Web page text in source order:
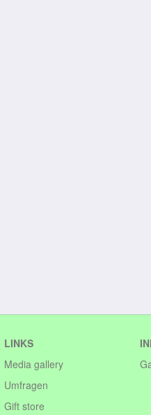
LINKS
Media gallery
Umfragen
Gift store